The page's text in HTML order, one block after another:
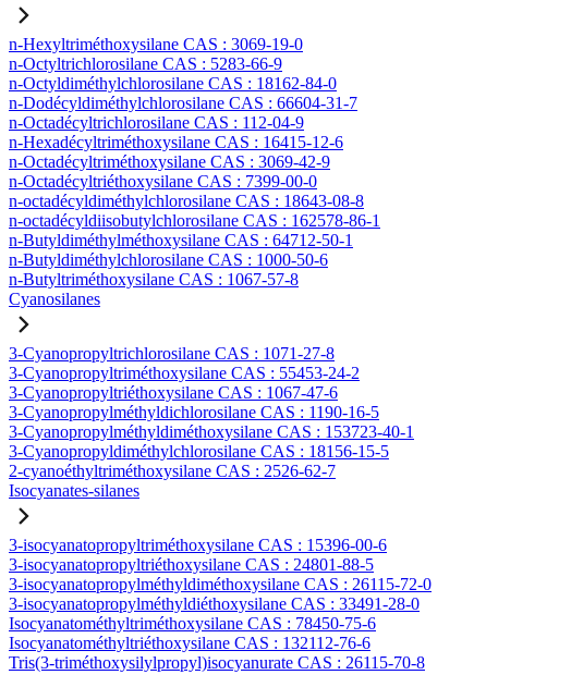
n-Hexyltriméthoxysilane CAS : 3069-19-0
n-Octyltrichlorosilane CAS : 5283-66-9
n-Octyldiméthylchlorosilane CAS : 18162-84-0
n-Dodécyldiméthylchlorosilane CAS : 66604-31-7
n-Octadécyltrichlorosilane CAS : 112-04-9
n-Hexadécyltriméthoxysilane CAS : 16415-12-6
n-Octadécyltriméthoxysilane CAS : 3069-42-9
n-Octadécyltriéthoxysilane CAS : 7399-00-0
n-octadécyldiméthylchlorosilane CAS : 18643-08-8
n-octadécyldiisobutylchlorosilane CAS : 162578-86-1
n-Butyldiméthylméthoxysilane CAS : 64712-50-1
n-Butyldiméthylchlorosilane CAS : 1000-50-6
n-Butyltriméthoxysilane CAS : 1067-57-8
Cyanosilanes
3-Cyanopropyltrichlorosilane CAS : 1071-27-8
3-Cyanopropyltriméthoxysilane CAS : 55453-24-2
3-Cyanopropyltriéthoxysilane CAS : 1067-47-6
3-Cyanopropylméthyldichlorosilane CAS : 1190-16-5
3-Cyanopropylméthyldiméthoxysilane CAS : 153723-40-1
3-Cyanopropyldiméthylchlorosilane CAS : 18156-15-5
2-cyanoéthyltriméthoxysilane CAS : 2526-62-7
Isocyanates-silanes
3-isocyanatopropyltriméthoxysilane CAS : 15396-00-6
3-isocyanatopropyltriéthoxysilane CAS : 24801-88-5
3-isocyanatopropylméthyldiméthoxysilane CAS : 26115-72-0
3-isocyanatopropylméthyldiéthoxysilane CAS : 33491-28-0
Isocyanatométhyltriméthoxysilane CAS : 78450-75-6
Isocyanatométhyltriéthoxysilane CAS : 132112-76-6
Tris(3-triméthoxysilylpropyl)isocyanurate CAS : 26115-70-8